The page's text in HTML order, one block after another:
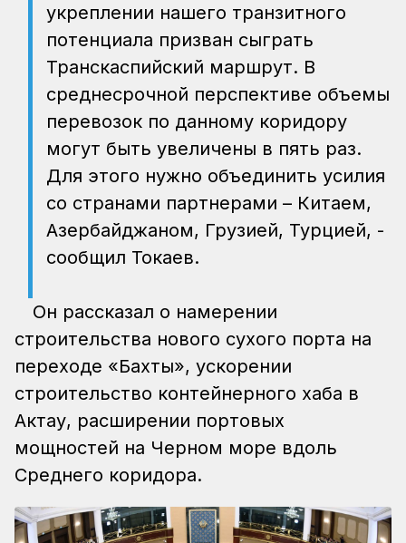
укреплении нашего транзитного
потенциала призван сыграть
Транскаспийский маршрут. В
среднесрочной перспективе объемы
перевозок по данному коридору
могут быть увеличены в пять раз.
Для этого нужно объединить усилия
со странами партнерами – Китаем,
Азербайджаном, Грузией, Турцией, -
сообщил Токаев.
Он рассказал о намерении
строительства нового сухого порта на
переходе «Бахты», ускорении
строительство контейнерного хаба в
Актау, расширении портовых
мощностей на Черном море вдоль
Среднего коридора.